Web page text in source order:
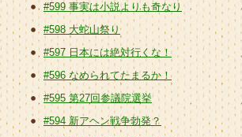
#599 事実は小説よりも奇なり
#598 大蛇山祭り
#597 日本には絶対行くな！
#596 なめられてたまるか！
#595 第27回参議院選挙
#594 新アヘン戦争勃発？